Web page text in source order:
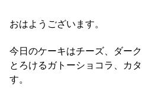
おはようございます。
今日のケーキはチーズ、ダー
とろけるガトーショコラ、カ
す。